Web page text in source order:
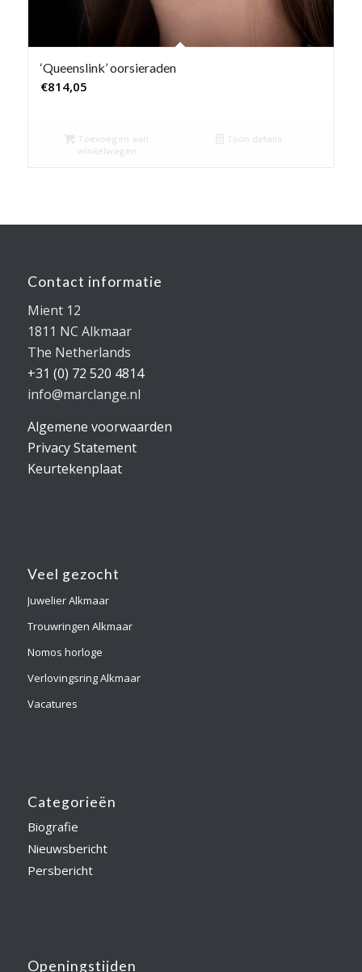
‘Queenslink’ oorsieraden
€814,05
Toevoegen aan
winkelwagen
Toon details
Contact informatie
Mient 12
1811 NC Alkmaar
The Netherlands
+31 (0) 72 520 4814
info@marclange.nl
Algemene voorwaarden
Privacy Statement
Keurtekenplaat
Veel gezocht
Juwelier Alkmaar
Trouwringen Alkmaar
Nomos horloge
Verlovingsring Alkmaar
Vacatures
Categorieën
Biografie
Nieuwsbericht
Persbericht
Openingstijden